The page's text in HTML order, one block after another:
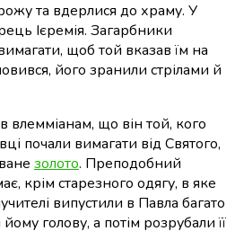
та вдерлися до храму. У
Ієремія. Загарбники
щоб той вказав їм на
його зранили стрілами й
влемміанам, що він той, кого
почали вимагати від Святого,
золото. Преподобний
крім старезного одягу, в яке
випустили в Павла багато
голову, а потім розрубали її